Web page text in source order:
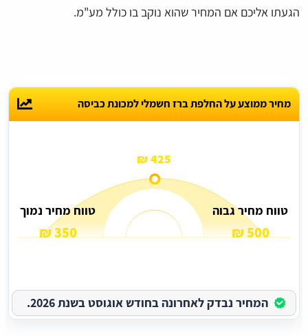
הגעתו אליכם אם המחיר שהוא נוקב בו כולל מע"מ.
מחיר ממוצע על החלפת ברז חשמלי למכונת כביסה
425 ₪
טווח מחיר גבוה
500 ₪
טווח מחיר נמוך
350 ₪
המחיר נבדק לאחרונה בחודש אוגוסט בשנת 2026.